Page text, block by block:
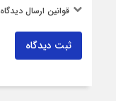
قوانین ارسال دیدگاه
ثبت دیدگاه